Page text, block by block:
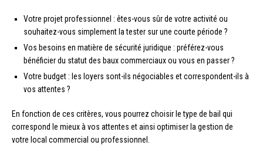
Votre projet professionnel : êtes-vous sûr de votre activité ou
souhaitez-vous simplement la tester sur une courte période ?
Vos besoins en matière de sécurité juridique : préférez-vous
bénéficier du statut des baux commerciaux ou vous en passer ?
Votre budget : les loyers sont-ils négociables et correspondent-ils à
vos attentes ?
En fonction de ces critères, vous pourrez choisir le type de bail qui
correspond le mieux à vos attentes et ainsi optimiser la gestion de
votre local commercial ou professionnel.